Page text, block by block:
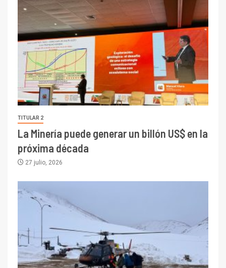
TITULAR 2
La Minería puede generar un billón US$ en la
próxima década
27 julio, 2026